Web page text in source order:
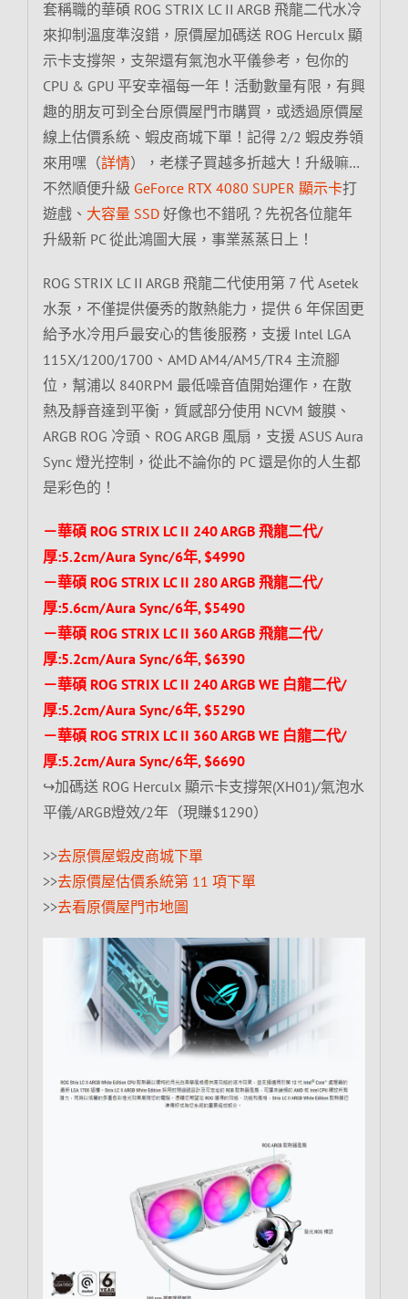
套稱職的華碩 ROG STRIX LC II ARGB 飛龍二代水冷
來抑制溫度準沒錯，原價屋加碼送 ROG Herculx 顯
示卡支撐架，支架還有氣泡水平儀參考，包你的
CPU & GPU 平安幸福每一年！活動數量有限，有興
趣的朋友可到全台原價屋門市購買，或透過原價屋
線上估價系統、蝦皮商城下單！記得 2/2 蝦皮券領
來用嘿（詳情），老樣子買越多折越大！升級嘛…
不然順便升級 GeForce RTX 4080 SUPER 顯示卡打
遊戲、 大容量 SSD好像也不錯吼？先祝各位龍年
升級新 PC 從此鴻圖大展，事業蒸蒸日上！
ROG STRIX LC II ARGB 飛龍二代使用第 7 代 Asetek
水泵，不僅提供優秀的散熱能力，提供 6 年保固更
給予水冷用戶最安心的售後服務，支援 Intel LGA
115X/1200/1700、AMD AM4/AM5/TR4 主流腳
位，幫浦以 840RPM 最低噪音值開始運作，在散
熱及靜音達到平衡，質感部分使用 NCVM 鍍膜、
ARGB ROG 冷頭、ROG ARGB 風扇，支援 ASUS Aura
Sync 燈光控制，從此不論你的 PC 還是你的人生都
是彩色的！
－華碩 ROG STRIX LC II 240 ARGB 飛龍二代/
厚:5.2cm/Aura Sync/6年, $4990
－華碩 ROG STRIX LC II 280 ARGB 飛龍二代/
厚:5.6cm/Aura Sync/6年, $5490
－華碩 ROG STRIX LC II 360 ARGB 飛龍二代/
厚:5.2cm/Aura Sync/6年, $6390
－華碩 ROG STRIX LC II 240 ARGB WE 白龍二代/
厚:5.2cm/Aura Sync/6年, $5290
－華碩 ROG STRIX LC II 360 ARGB WE 白龍二代/
厚:5.2cm/Aura Sync/6年, $6690
↪加碼送 ROG Herculx 顯示卡支撐架(XH01)/氣泡水
平儀/ARGB燈效/2年（現賺$1290）
>>去原價屋蝦皮商城下單
>>去原價屋估價系統第 11 項下單
>>去看原價屋門市地圖